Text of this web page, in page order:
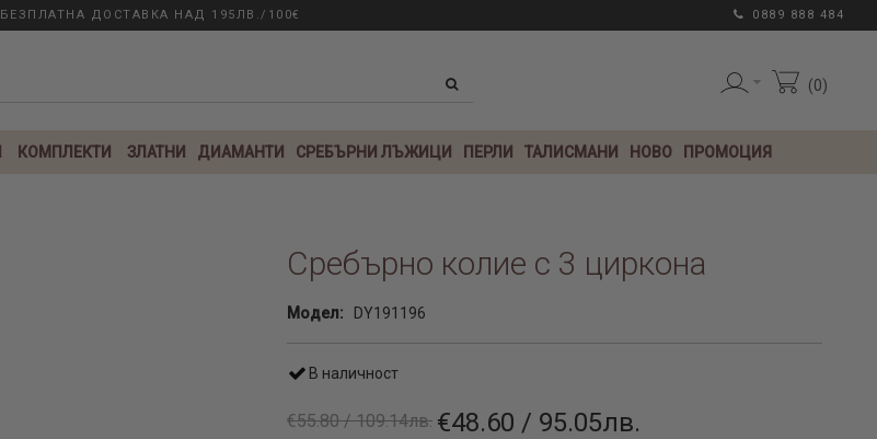
БЕЗПЛАТНА ДОСТАВКА НАД 195ЛВ./100€ 0889 888 484
0
КОМПЛЕКТИ ЗЛАТНИ ДИАМАНТИ СРЕБЪРНИ ЛЪЖИЦИ ПЕРЛИ ТАЛИСМАНИ НОВО ПРОМОЦИЯ
Сребърно колие с 3 циркона
Модел: DY191196
В наличност
€55.80 / 109.14лв. €48.60 / 95.05лв.